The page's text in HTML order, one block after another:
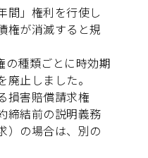
間」権利を行使し
権が消滅すると規
の種類ごとに時効期
止しました。
損害賠償請求権
締結前の説明義務
）の場合は、別の